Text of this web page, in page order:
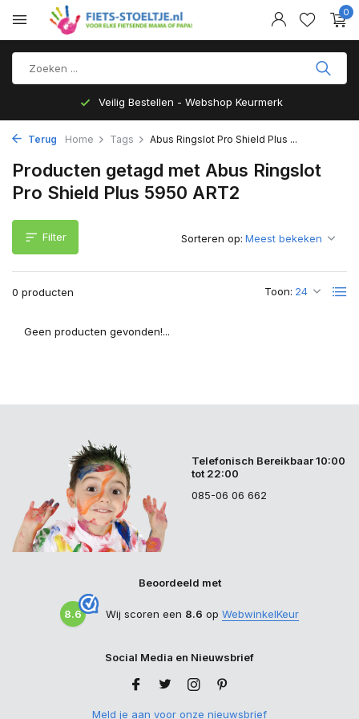
0
Veilig Bestellen - Webshop Keurmerk
Terug Home Tags Abus Ringslot Pro Shield Plus ...
Producten getagd met Abus Ringslot
Pro Shield Plus 5950 ART2
Filter
0 producten Toon:
Sorteren op:
Geen producten gevonden!...
Telefonisch Bereikbaar 10:00
tot 22:00
085-06 06 662
Beoordeeld met
8.6 Wij scoren een 8.6 op WebwinkelKeur
Social Media en Nieuwsbrief
Meld je aan voor onze nieuwsbrief